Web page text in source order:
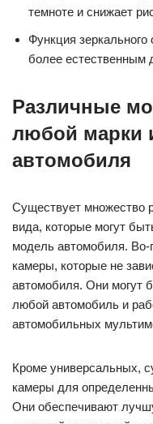
темноте и снижает
Функция
более естественным
Различные
любой марки
автомобиля
Существует множество
вида, которые могут
модель автомобиля.
камеры, которые не
автомобиля. Они могут
любой автомобиль и
автомобильных
Кроме универсальных,
камеры для
Они обеспечивают